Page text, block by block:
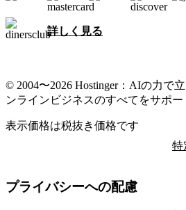
詳しく見る
© 2004〜2026 Hostinger：AIの力で
ンラインビジネスのすべてをサポー
表示価格は税抜き価格です
特
プライバシーへの配慮